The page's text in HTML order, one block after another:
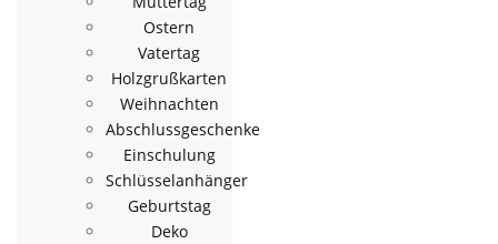
Ostern
Vatertag
Holzgrußkarten
Weihnachten
Abschlussgeschenke
Einschulung
Schlüsselanhänger
Geburtstag
Deko